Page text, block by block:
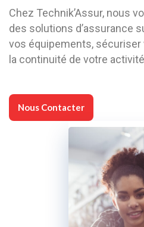
Chez Technik’Assur, nous
des solutions d’assurance
vos équipements,
la continuité de votre
Nous Contacter